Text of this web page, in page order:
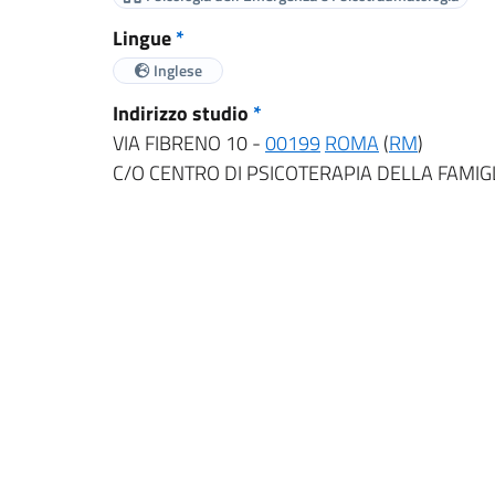
Lingue*
Inglese
Indirizzo studio *
VIA FIBRENO 10 -00199 ROMA(RM)
C/O CENTRO DI PSICOTERAPIA DELLA